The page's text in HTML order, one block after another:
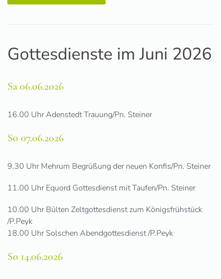
Gottesdienste im Juni 2026
Sa 06.06.2026
16.00 Uhr Adenstedt Trauung/Pn. Steiner
So 07.06.2026
9.30 Uhr Mehrum Begrüßung der neuen Konfis/Pn. Steiner
11.00 Uhr Equord Gottesdienst mit Taufen/Pn. Steiner
10.00 Uhr Bülten Zeltgottesdienst zum Königsfrühstück
/P.Peyk
18.00 Uhr Solschen Abendgottesdienst /P.Peyk
So 14.06.2026